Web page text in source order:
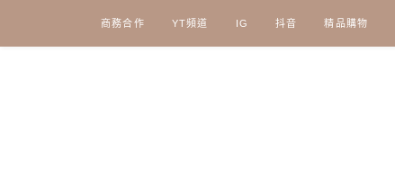
content
商務合作 YT頻道 IG 抖音 精品購物